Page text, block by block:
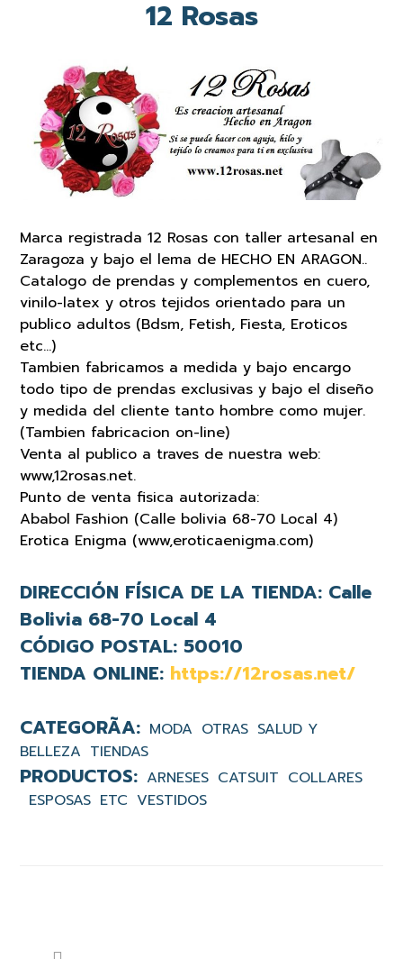
12 Rosas
Marca registrada 12 Rosas con taller artesanal en
Zaragoza y bajo el lema de HECHO EN ARAGON..
Catalogo de prendas y complementos en cuero,
vinilo-latex y otros tejidos orientado para un
publico adultos (Bdsm, Fetish, Fiesta, Eroticos
etc…)
Tambien fabricamos a medida y bajo encargo
todo tipo de prendas exclusivas y bajo el diseño
y medida del cliente tanto hombre como mujer.
(Tambien fabricacion on-line)
Venta al publico a traves de nuestra web:
www,12rosas.net.
Punto de venta fisica autorizada:
Ababol Fashion (Calle bolivia 68-70 Local 4)
Erotica Enigma (www,eroticaenigma.com)
DIRECCIÓN FÍSICA DE LA TIENDA: Calle
Bolivia 68-70 Local 4
CÓDIGO POSTAL: 50010
TIENDA ONLINE: https://12rosas.net/
MODA OTRAS SALUD Y
BELLEZA TIENDAS
ARNESES CATSUIT COLLARES
ESPOSAS ETC VESTIDOS
Buscar